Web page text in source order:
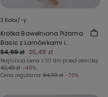
3 Kolor/-y
Krótka Bawełniana Piżama
Basic z Lamówkami i
Kieszonką
84,99 zł 25,49 zł
Najniższa cena z 30 dni przed obniżką:
42,49 zł -40%
Cena regularna: 84,99 zł -70%